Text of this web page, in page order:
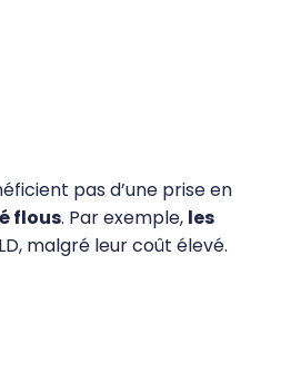
pas d’une prise en
flous. Par exemple, les
malgré leur coût élevé.